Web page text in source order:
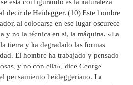
está configurando es la naturaleza
decir de Heidegger. (10) Este hombre
al colocarse en ese lugar oscurece
y no la técnica en sí, la máquina. «La
tierra y ha degradado las formas
El hombre ha trabajado y pensado
y no con ella», dice George
pensamiento heideggeriano. La